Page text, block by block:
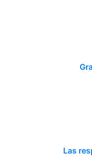
Las